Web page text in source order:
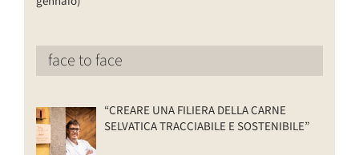
face to face
“CREARE UNA FILIERA DELLA CARNE
SELVATICA TRACCIABILE E SOSTENIBILE”